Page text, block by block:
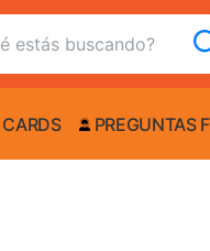
PREGUNTAS